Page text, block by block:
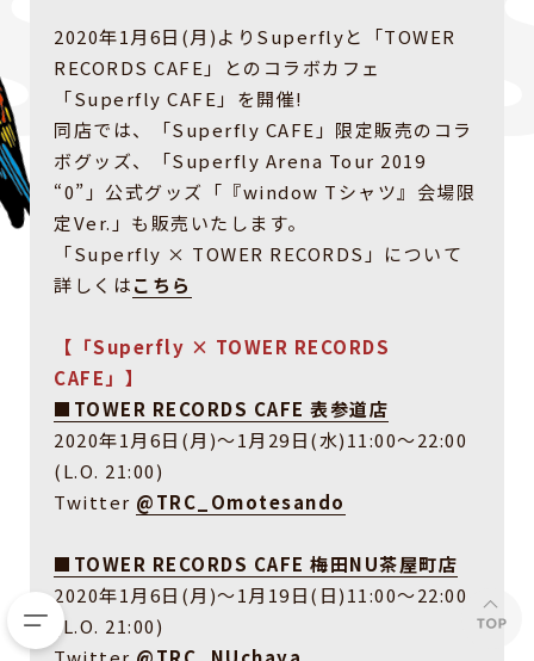
2020年1月6日(月)よりSuperflyと「TOWER
RECORDS CAFE」とのコラボカフェ
「Superfly CAFE」を開催!
同店では、「Superfly CAFE」限定販売のコラ
ボグッズ、「Superfly Arena Tour 2019
“0”」公式グッズ「『window Tシャツ』会場限
定Ver.」も販売いたします。
「Superfly × TOWER RECORDS」について
詳しくはこちら
【「Superfly × TOWER RECORDS
CAFE」】
■TOWER RECORDS CAFE 表参道店
2020年1月6日(月)〜1月29日(水)11:00〜22:00
(L.O. 21:00)
Twitter @TRC_Omotesando
■TOWER RECORDS CAFE 梅田NU茶屋町店
2020年1月6日(月)〜1月19日(日)11:00〜22:00
(L.O. 21:00)